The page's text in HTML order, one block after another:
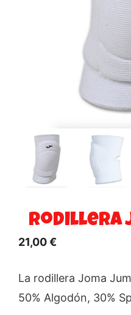
Rodillera
21,00€
La rodillera Joma
50% Algodón, 30%